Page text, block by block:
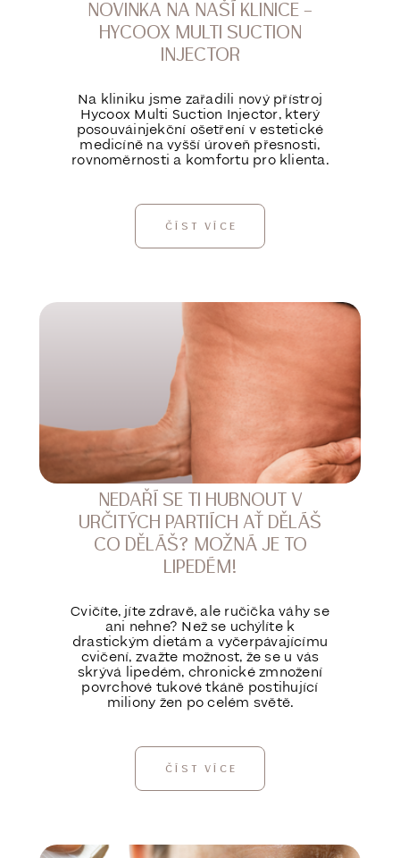
NOVINKA NA NAŠÍ KLINICE –
HYCOOX MULTI SUCTION
INJECTOR
Na kliniku jsme zařadili nový přístroj
Hycoox Multi Suction Injector, který
posouváinjekční ošetření v estetické
medicíně na vyšší úroveň přesnosti,
rovnoměrnosti a komfortu pro klienta.
ČÍST VÍCE
NEDAŘÍ SE TI HUBNOUT V
URČITÝCH PARTIÍCH AŤ DĚLÁŠ
CO DĚLÁŠ? MOŽNÁ JE TO
LIPEDÉM!
Cvičíte, jíte zdravě, ale ručička váhy se
ani nehne? Než se uchýlíte k
drastickým dietám a vyčerpávajícímu
cvičení, zvažte možnost, že se u vás
skrývá lipedém, chronické zmnožení
povrchové tukové tkáně postihující
miliony žen po celém světě.
ČÍST VÍCE